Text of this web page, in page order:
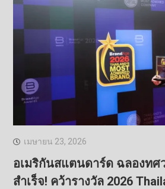
เมษายน 23, 2026
อเมริกันสแตนดาร์ด ฉลองทศ
สำเร็จ! คว้ารางวัล 2026